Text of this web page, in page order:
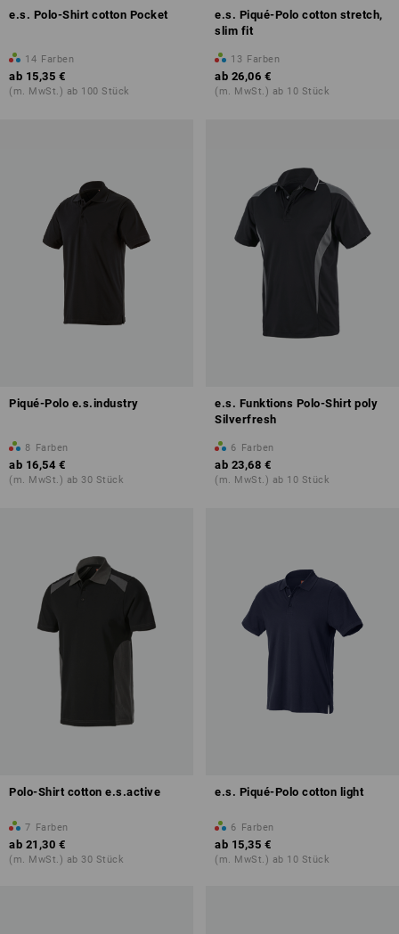
e.s. Polo-Shirt cotton Pocket
14 Farben
ab 15,35 €
(m. MwSt.) ab 100 Stück
e.s. Piqué-Polo cotton stretch,
slim fit
13 Farben
ab 26,06 €
(m. MwSt.) ab 10 Stück
Piqué-Polo e.s.industry
8 Farben
ab 16,54 €
(m. MwSt.) ab 30 Stück
e.s. Funktions Polo-Shirt poly
Silverfresh
6 Farben
ab 23,68 €
(m. MwSt.) ab 10 Stück
Polo-Shirt cotton e.s.active
7 Farben
ab 21,30 €
(m. MwSt.) ab 30 Stück
e.s. Piqué-Polo cotton light
6 Farben
ab 15,35 €
(m. MwSt.) ab 10 Stück